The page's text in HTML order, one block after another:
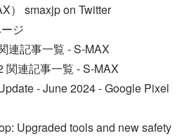
） smaxjp on Twitter
ジ
連記事一覧 - S-MAX
関連記事一覧 - S-MAX
- June 2024 - Google Pixel
Upgraded tools and new safety